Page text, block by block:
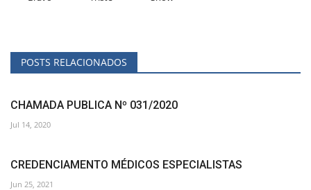
POSTS RELACIONADOS
CHAMADA PUBLICA Nº 031/2020
Jul 14, 2020
CREDENCIAMENTO MÉDICOS ESPECIALISTAS
Jun 25, 2021